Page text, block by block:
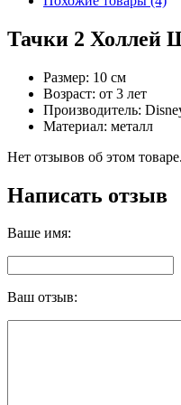
Тачки 2 Холлей
Размер: 10 см
Возрaст: от 3 лет
Производитель:
Материал: металл
Нет отзывов об этом товаре.
Написать отзыв
Ваше имя:
Ваш отзыв: